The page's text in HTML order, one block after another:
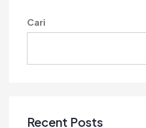
Cari
Recent Posts